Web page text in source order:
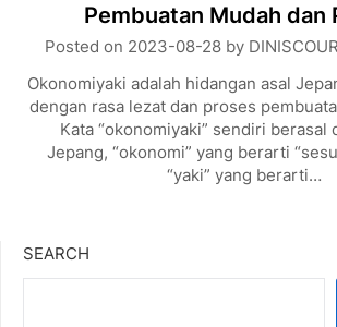
Pembuatan Mudah dan
Posted on 2023-08-28 by
Okonomiyaki adalah hidangan asal
dengan rasa lezat dan proses
Kata “okonomiyaki” sendiri berasal
Jepang, “okonomi” yang berarti
“yaki” yang berarti…
SEARCH